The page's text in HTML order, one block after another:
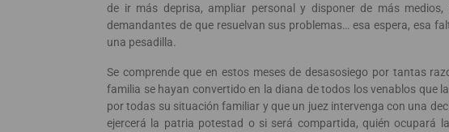
de ir más deprisa, ampliar personal y disponer de más
demandantes de que resuelvan sus problemas… esa espera, esa
una pesadilla.
Se comprende que en estos meses de desasosiego por tantas
familia se hayan convertido en la diana de todos los venablos que
por todas su situación familiar y que un juez intervenga con una
ejercerá la patria potestad o si será compartida, quién ocupará